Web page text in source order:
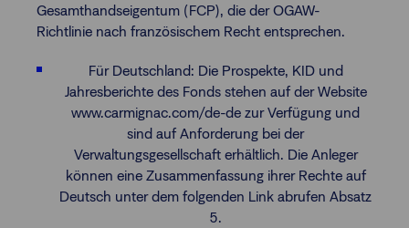
Gesamthandseigentum (FCP), die der OGAW-
Richtlinie nach französischem Recht entsprechen.
Für Deutschland: Die Prospekte, KID und
Jahresberichte des Fonds stehen auf der Website
www.carmignac.com/de-de zur Verfügung und
sind auf Anforderung bei der
Verwaltungsgesellschaft erhältlich. Die Anleger
können eine Zusammenfassung ihrer Rechte auf
Deutsch unter dem folgenden Link abrufen Absatz
5.